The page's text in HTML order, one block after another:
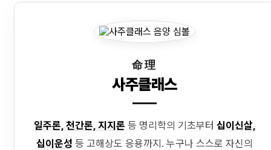
命理
사주클래스
일주론, 천간론, 지지론 등 명리학의 기초부터 십이신살,
십이운성 등 고해상도 응용까지. 누구나 스스로 자신의